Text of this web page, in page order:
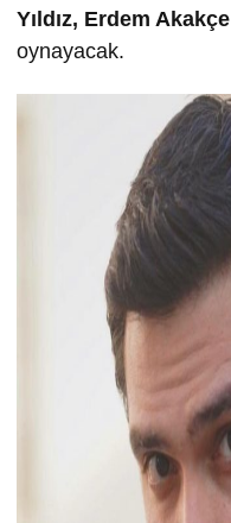
Yıldız, Erdem Akakçe
oynayacak.